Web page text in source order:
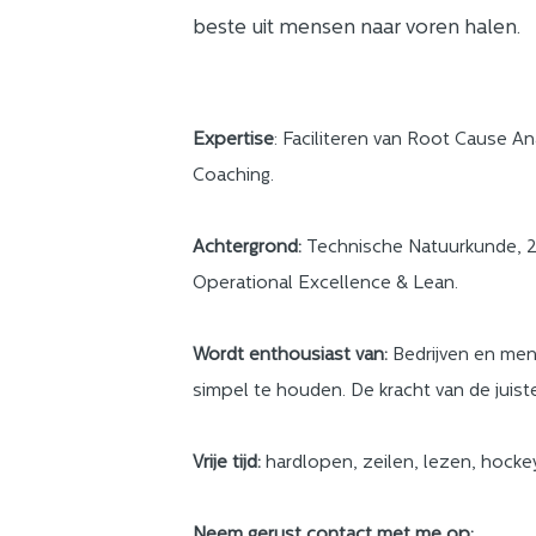
beste uit mensen naar voren halen.
Expertise: Faciliteren van Root Cause
Coaching.
Achtergrond:Technische Natuurkunde,
Operational Excellence & Lean.
Wordt enthousiast van:Bedrijven en
simpel te houden. De kracht van de
Vrije tijd:hardlopen, zeilen, lezen,